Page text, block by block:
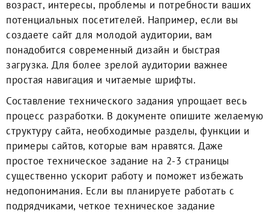
возраст, интересы, проблемы и потребности ваших
потенциальных посетителей. Например, если вы
создаете сайт для молодой аудитории, вам
понадобится современный дизайн и быстрая
загрузка. Для более зрелой аудитории важнее
простая навигация и читаемые шрифты.
Составление технического задания упрощает весь
процесс разработки. В документе опишите желаемую
структуру сайта, необходимые разделы, функции и
примеры сайтов, которые вам нравятся. Даже
простое техническое задание на 2-3 страницы
существенно ускорит работу и поможет избежать
недопонимания. Если вы планируете работать с
подрядчиками, четкое техническое задание